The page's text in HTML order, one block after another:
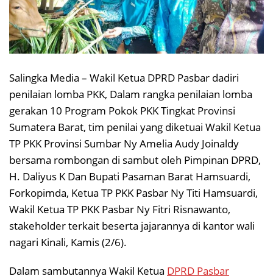
Salingka Media – Wakil Ketua DPRD Pasbar dadiri
penilaian lomba PKK, Dalam rangka penilaian lomba
gerakan 10 Program Pokok PKK Tingkat Provinsi
Sumatera Barat, tim penilai yang diketuai Wakil Ketua
TP PKK Provinsi Sumbar Ny Amelia Audy Joinaldy
bersama rombongan di sambut oleh Pimpinan DPRD,
H. Daliyus K Dan Bupati Pasaman Barat Hamsuardi,
Forkopimda, Ketua TP PKK Pasbar Ny Titi Hamsuardi,
Wakil Ketua TP PKK Pasbar Ny Fitri Risnawanto,
stakeholder terkait beserta jajarannya di kantor wali
nagari Kinali, Kamis (2/6).
Dalam sambutannya Wakil Ketua DPRD Pasbar